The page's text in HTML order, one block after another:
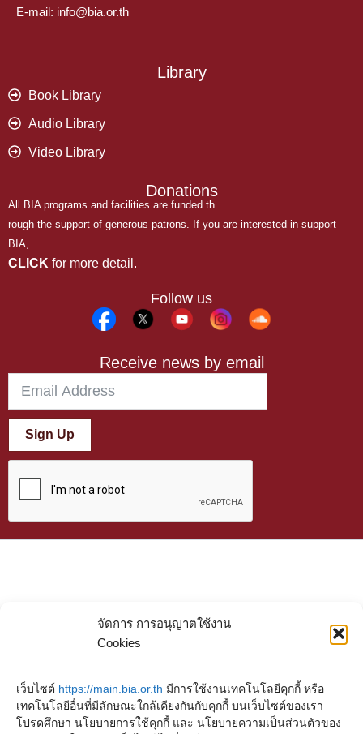
จัดการ การอนุญาตใช้งาน
Cookies
เว็บไซต์ https://main.bia.or.th มีการใช้งานเทคโนโลยีคุกกี้ หรือ
เทคโนโลยีอื่นที่มีลักษณะใกล้เคียงกันกับคุกกี้ บนเว็บไซต์ของเรา
โปรดศึกษา นโยบายการใช้คุกกี้ และ นโยบายความเป็นส่วนตัวของ
E-mail: info@bia.or.th
Library
Book Library
Audio Library
Video Library
Donations
All BIA programs and facilities are funded th
rough the support of generous patrons. If you are interested in support
BIA,
CLICK for more detail.
Follow us
Receive news by email
Sign Up